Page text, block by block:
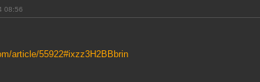
08:56
article/55922#ixzz3H2BBbrin